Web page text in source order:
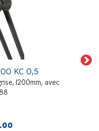
KC 0,5
1200mm, avec